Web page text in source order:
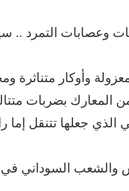
وعصابات التمرد ..
وأوكار متناثرة
المعارك بضربات
الذي جعلها تتنقل
السوداني في